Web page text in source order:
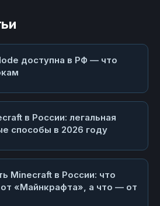
доступна в РФ — что
в России: легальная
способы в 2026 году
Minecraft в России: что
от «Майнкрафта», а что — от